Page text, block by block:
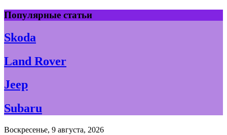
Skip
to
content
Популярные статьи
Skoda
Land Rover
Jeep
Subaru
Воскресенье, 9 августа, 2026